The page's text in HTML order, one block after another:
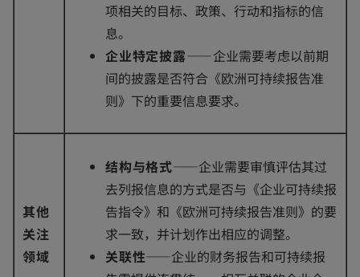
项相关的目标、政策、行动和指标的信
息。
企业特定披露——企业需要考虑以前期
间的披露是否符合《欧洲可持续报告准
则》下的重要信息要求。
其他
关注
领域
结构与格式——企业需要审慎评估其过
去列报信息的方式是否与《企业可持续报
告指令》和《欧洲可持续报告准则》的要
求一致，并计划作出相应的调整。
关联性——企业的财务报告和可持续报